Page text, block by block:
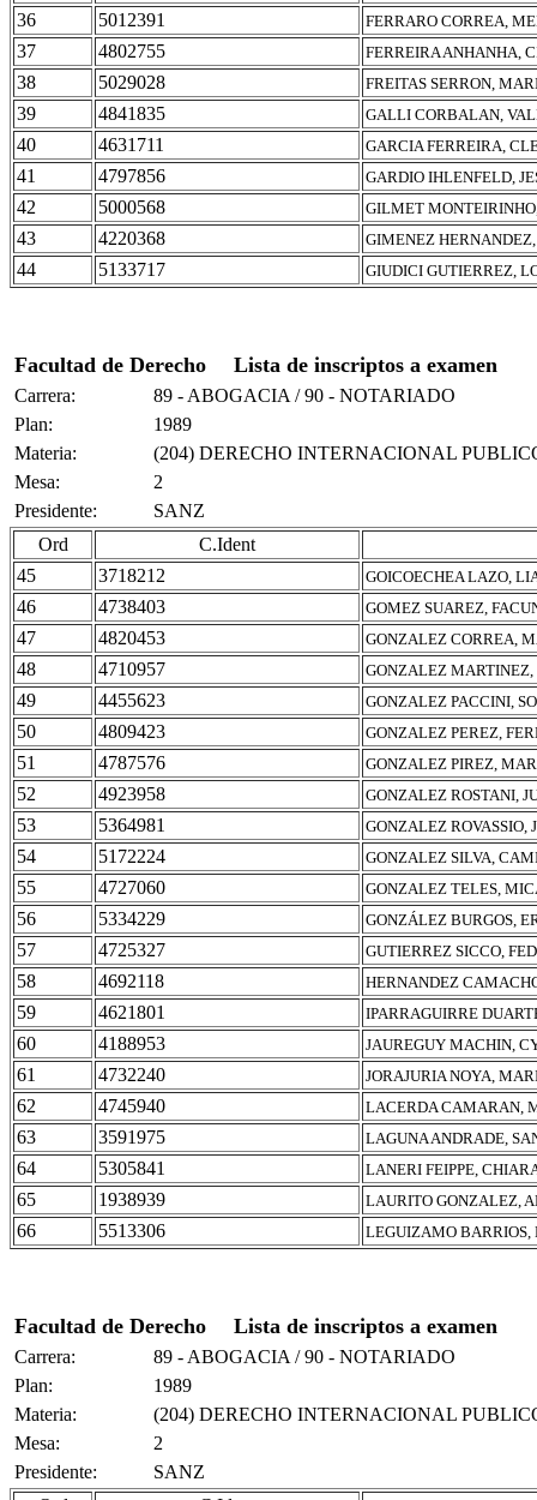
36 5012391 FERRARO CORREA,
37 4802755 FERREIRA ANHANHA,
38 5029028 FREITAS SERRON,
39 4841835 GALLI CORBALAN,
40 4631711 GARCIA FERREIRA,
41 4797856 GARDIO IHLENFELD,
42 5000568 GILMET
43 4220368 GIMENEZ
44 5133717 GIUDICI GUTIERREZ,
Facultad de Derecho Lista de inscriptos a examen
Carrera:
89 - ABOGACIA / 90 - NOTARIADO
Plan:
1989
Materia:
(204) DERECHO INTERNACIONAL
Mesa:
2
Presidente:
SANZ
Ord
C.Ident
45
3718212 GOICOECHEA LAZO,
46 4738403 GOMEZ SUAREZ,
47 4820453 GONZALEZ CORREA,
48 4710957 GONZALEZ
49 4455623 GONZALEZ PACCINI,
50 4809423 GONZALEZ PEREZ,
51 4787576 GONZALEZ PIREZ,
52 4923958 GONZALEZ ROSTANI,
53 5364981 GONZALEZ ROVASSIO,
54 5172224 GONZALEZ SILVA,
55 4727060 GONZALEZ TELES,
56 5334229 GONZÁLEZ BURGOS,
57 4725327 GUTIERREZ SICCO,
58 4692118 HERNANDEZ
59 4621801 IPARRAGUIRRE
60 4188953 JAUREGUY MACHIN,
61 4732240 JORAJURIA NOYA,
62 4745940 LACERDA CAMARAN,
63 3591975 LAGUNA ANDRADE,
64 5305841 LANERI FEIPPE,
65 1938939 LAURITO GONZALEZ,
66 5513306 LEGUIZAMO BARRIOS,
Facultad de Derecho Lista de inscriptos a examen
Carrera:
89 - ABOGACIA / 90 - NOTARIADO
Plan:
1989
Materia:
(204) DERECHO INTERNACIONAL
Mesa:
2
Presidente:
SANZ